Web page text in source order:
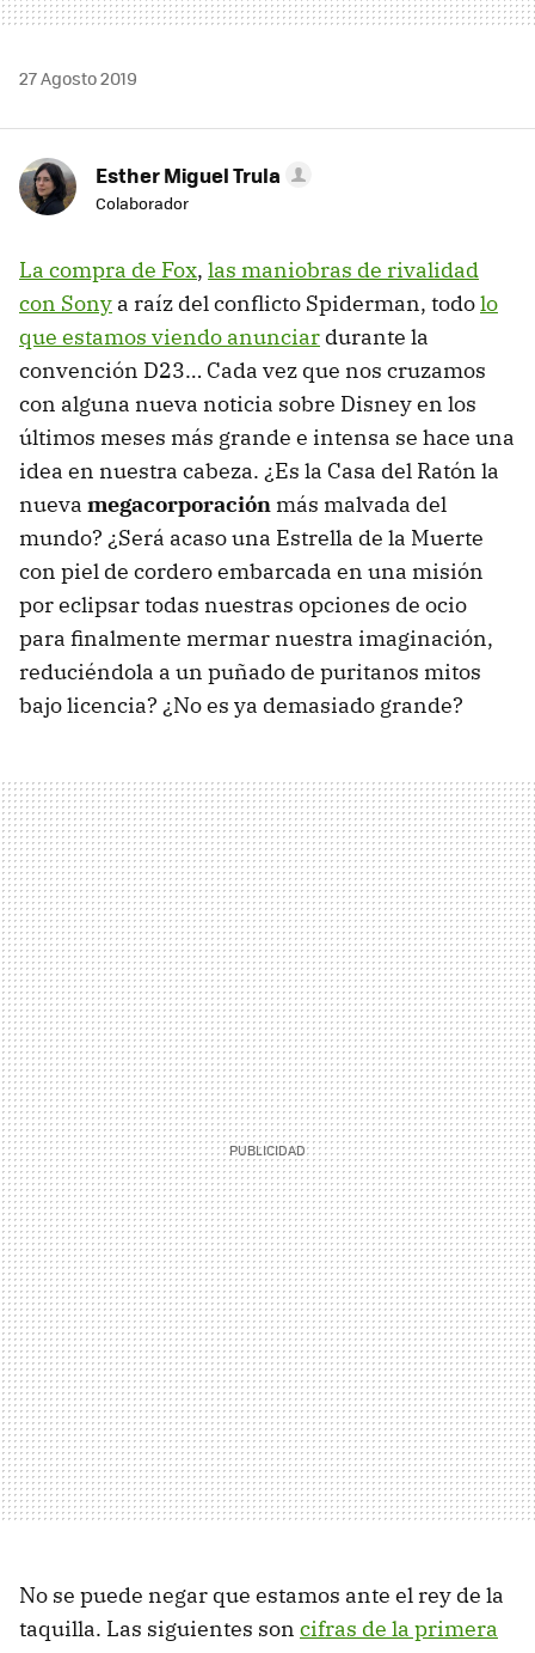
27 Agosto 2019
Esther Miguel Trula
Colaborador
La compra de Fox, las maniobras de rivalidad
con Sony a raíz del conflicto Spiderman, todolo
que estamos viendo anunciar durante la
convención D23… Cada vez que nos cruzamos
con alguna nueva noticia sobre Disney en los
últimos meses más grande e intensa se hace una
idea en nuestra cabeza. ¿Es la Casa del Ratón la
nueva megacorporación más malvada del
mundo? ¿Será acaso una Estrella de la Muerte
con piel de cordero embarcada en una misión
por eclipsar todas nuestras opciones de ocio
para finalmente mermar nuestra imaginación,
reduciéndola a un puñado de puritanos mitos
bajo licencia? ¿No es ya demasiado grande?
No se puede negar que estamos ante el rey de la
taquilla. Las siguientes son cifras de la primera